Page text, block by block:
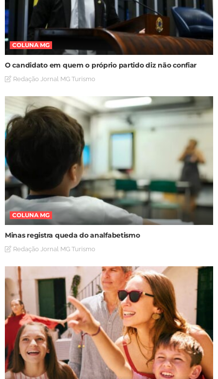
COLUNA MG
O candidato em quem o próprio partido diz não confiar
Redação Jornal MG Turismo
COLUNA MG
Minas registra queda do analfabetismo
Redação Jornal MG Turismo